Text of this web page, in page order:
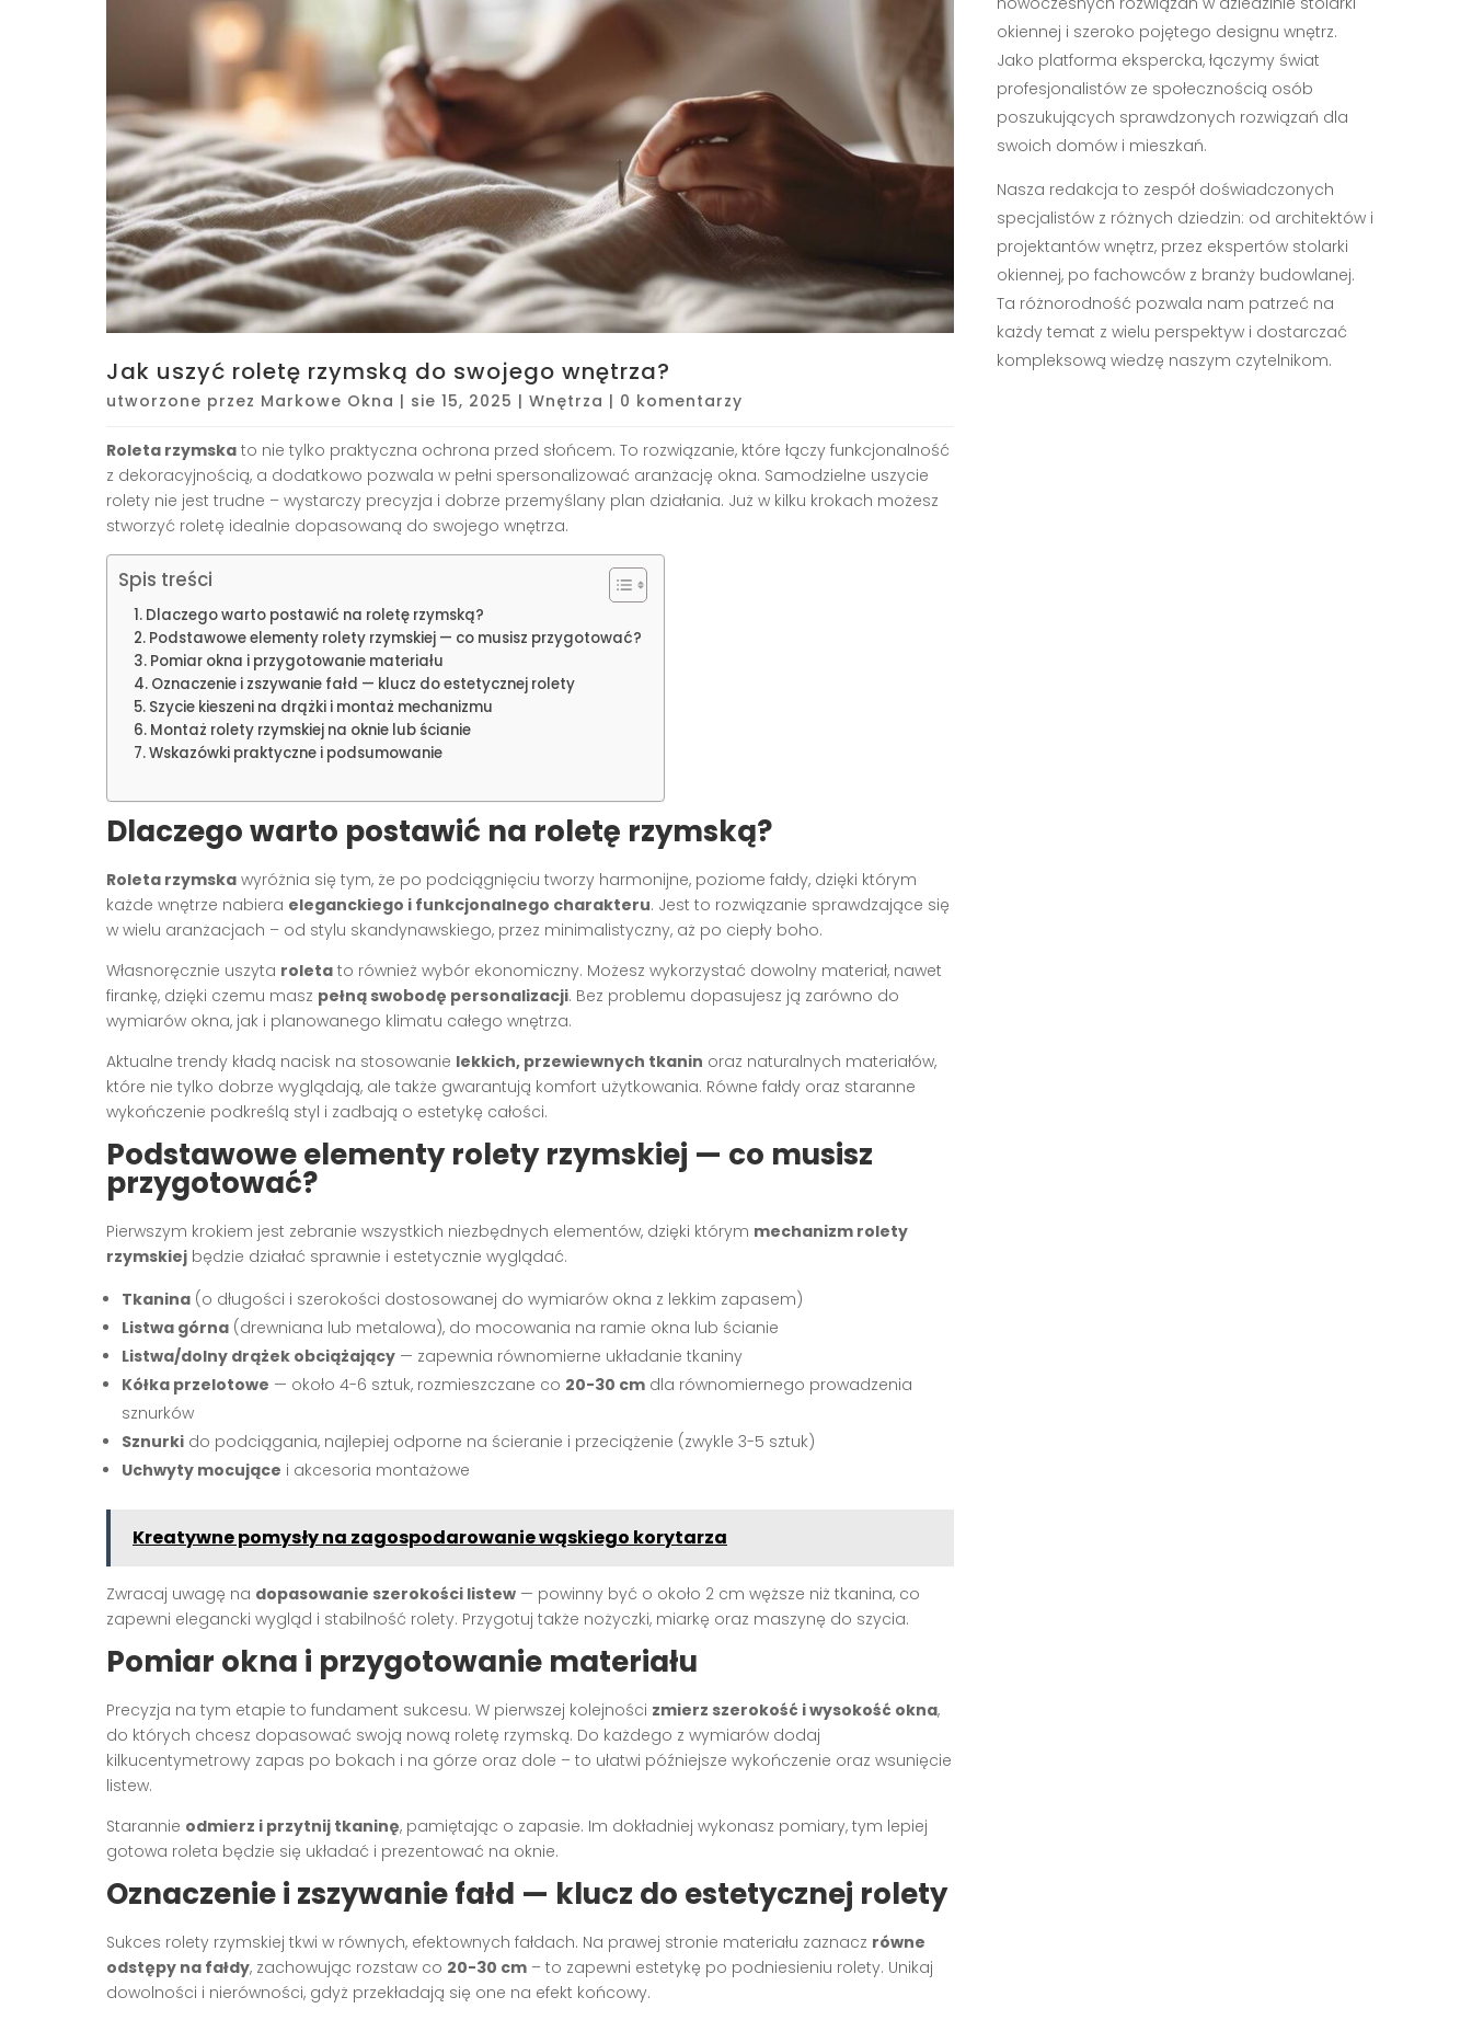
Jak uszyć roletę rzymską do swojego wnętrza?
utworzone przez Markowe Okna | sie 15, 2025 | Wnętrza | 0 komentarzy
Roleta rzymska to nie tylko praktyczna ochrona przed słońcem. To rozwiązanie, które łączy funkcjonalność
z dekoracyjnością, a dodatkowo pozwala w pełni spersonalizować aranżację okna. Samodzielne uszycie
rolety nie jest trudne – wystarczy precyzja i dobrze przemyślany plan działania. Już w kilku krokach możesz
stworzyć roletę idealnie dopasowaną do swojego wnętrza.
Spis treści
Dlaczego warto postawić na roletę rzymską?
Podstawowe elementy rolety rzymskiej — co musisz przygotować?
Pomiar okna i przygotowanie materiału
Oznaczenie i zszywanie fałd — klucz do estetycznej rolety
Szycie kieszeni na drążki i montaż mechanizmu
Montaż rolety rzymskiej na oknie lub ścianie
Wskazówki praktyczne i podsumowanie
Dlaczego warto postawić na roletę rzymską?
Roleta rzymska wyróżnia się tym, że po podciągnięciu tworzy harmonijne, poziome fałdy, dzięki którym
każde wnętrze nabiera eleganckiego i funkcjonalnego charakteru. Jest to rozwiązanie sprawdzające się
w wielu aranżacjach – od stylu skandynawskiego, przez minimalistyczny, aż po ciepły boho.
Własnoręcznie uszyta roleta to również wybór ekonomiczny. Możesz wykorzystać dowolny materiał, nawet
firankę, dzięki czemu masz pełną swobodę personalizacji. Bez problemu dopasujesz ją zarówno do
wymiarów okna, jak i planowanego klimatu całego wnętrza.
Aktualne trendy kładą nacisk na stosowanie lekkich, przewiewnych tkanin oraz naturalnych materiałów,
które nie tylko dobrze wyglądają, ale także gwarantują komfort użytkowania. Równe fałdy oraz staranne
wykończenie podkreślą styl i zadbają o estetykę całości.
Podstawowe elementy rolety rzymskiej — co musisz
przygotować?
Pierwszym krokiem jest zebranie wszystkich niezbędnych elementów, dzięki którym mechanizm rolety
rzymskiej będzie działać sprawnie i estetycznie wyglądać.
Tkanina (o długości i szerokości dostosowanej do wymiarów okna z lekkim zapasem)
Listwa górna (drewniana lub metalowa), do mocowania na ramie okna lub ścianie
Listwa/dolny drążek obciążający — zapewnia równomierne układanie tkaniny
Kółka przelotowe — około 4-6 sztuk, rozmieszczane co 20-30 cm dla równomiernego prowadzenia
sznurków
Sznurki do podciągania, najlepiej odporne na ścieranie i przeciążenie (zwykle 3-5 sztuk)
Uchwyty mocujące i akcesoria montażowe
Kreatywne pomysły na zagospodarowanie wąskiego korytarza
Zwracaj uwagę na dopasowanie szerokości listew — powinny być o około 2 cm węższe niż tkanina, co
zapewni elegancki wygląd i stabilność rolety. Przygotuj także nożyczki, miarkę oraz maszynę do szycia.
Pomiar okna i przygotowanie materiału
Precyzja na tym etapie to fundament sukcesu. W pierwszej kolejności zmierz szerokość i wysokość okna,
do których chcesz dopasować swoją nową roletę rzymską. Do każdego z wymiarów dodaj
kilkucentymetrowy zapas po bokach i na górze oraz dole – to ułatwi późniejsze wykończenie oraz wsunięcie
listew.
Starannie odmierz i przytnij tkaninę, pamiętając o zapasie. Im dokładniej wykonasz pomiary, tym lepiej
gotowa roleta będzie się układać i prezentować na oknie.
Oznaczenie i zszywanie fałd — klucz do estetycznej rolety
Sukces rolety rzymskiej tkwi w równych, efektownych fałdach. Na prawej stronie materiału zaznacz równe
odstępy na fałdy, zachowując rozstaw co 20-30 cm – to zapewni estetykę po podniesieniu rolety. Unikaj
dowolności i nierówności, gdyż przekładają się one na efekt końcowy.
okiennej i szeroko pojętego designu wnętrz.
Jako platforma ekspercka, łączymy świat
profesjonalistów ze społecznością osób
poszukujących sprawdzonych rozwiązań dla
swoich domów i mieszkań.
Nasza redakcja to zespół doświadczonych
specjalistów z różnych dziedzin: od architektów i
projektantów wnętrz, przez ekspertów stolarki
okiennej, po fachowców z branży budowlanej.
Ta różnorodność pozwala nam patrzeć na
każdy temat z wielu perspektyw i dostarczać
kompleksową wiedzę naszym czytelnikom.